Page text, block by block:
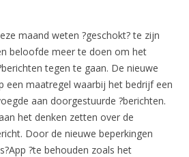
maand weten ?geschokt? te zijn
beloofde meer te doen om het
tegen te gaan. De nieuwe
een maatregel waarbij het bedrijf een
aan doorgestuurde ?berichten.
het denken zetten over de
Door de nieuwe beperkingen
?te behouden zoals het